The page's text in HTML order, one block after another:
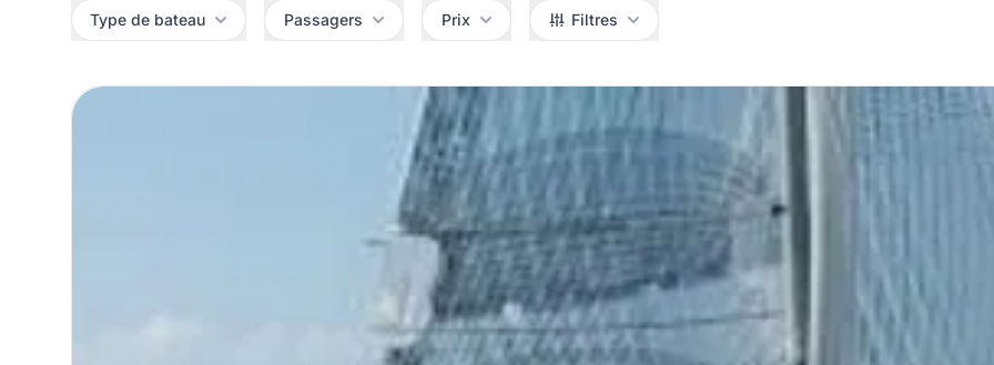
Type de bateau Passagers Prix Filtres